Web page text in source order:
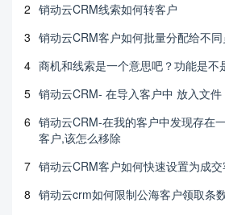
2 销动云CRM线索如何转客户
3 销动云CRM客户如何批量分配给不
4 商机和线索是一个意思吧？功能是不
5 销动云CRM- 在导入客户中 放入文
6 销动云CRM-在我的客户中发现存在
客户,该怎么移除
7 销动云CRM客户如何快速设置为成交
8 销动云crm如何限制公海客户领取条